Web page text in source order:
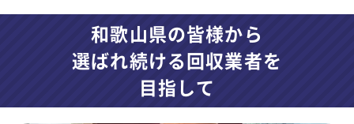
和歌山県の皆様から
選ばれ続ける回収業者を
目指して